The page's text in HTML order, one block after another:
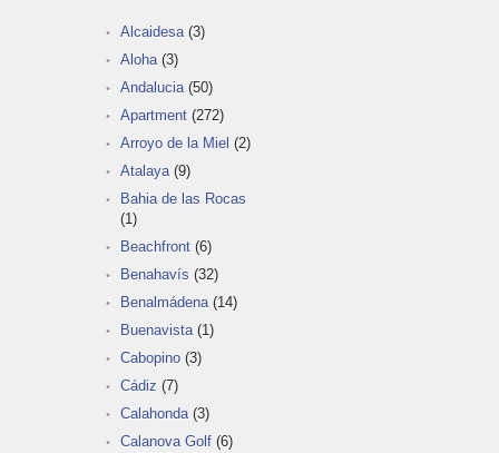
Alcaidesa (3)
Aloha (3)
Andalucia (50)
Apartment (272)
Arroyo de la Miel (2)
Atalaya (9)
Bahia de las Rocas
(1)
Beachfront (6)
Benahavís (32)
Benalmádena (14)
Buenavista (1)
Cabopino (3)
Cádiz (7)
Calahonda (3)
Calanova Golf (6)